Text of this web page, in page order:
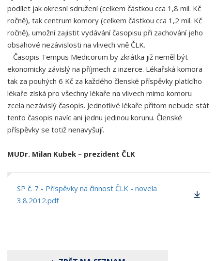
podílet jak okresní sdružení (celkem částkou cca 1,8 mil. Kč
ročně), tak centrum komory (celkem částkou cca 1,2 mil. Kč
ročně), umožní zajistit vydávání časopisu při zachování jeho
obsahové nezávislosti na vlivech vně ČLK.
Časopis Tempus Medicorum by zkrátka již neměl být
ekonomicky závislý na příjmech z inzerce. Lékařská komora
tak za pouhých 6 Kč za každého členské příspěvky platícího
lékaře získá pro všechny lékaře na vlivech mimo komoru
zcela nezávislý časopis. Jednotlivé lékaře přitom nebude stát
tento časopis navíc ani jednu jedinou korunu. Členské
příspěvky se totiž nenavyšují.
MUDr. Milan Kubek – prezident ČLK
SP č. 7 - Příspěvky na činnost ČLK - novela
3.8.2012.pdf